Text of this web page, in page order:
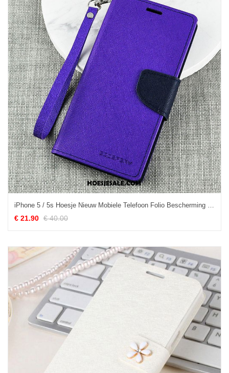
€ 21.90 € 40.00